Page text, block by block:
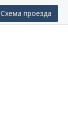
Схема проезда